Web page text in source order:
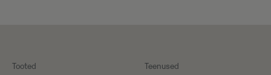
Tooted Teenused